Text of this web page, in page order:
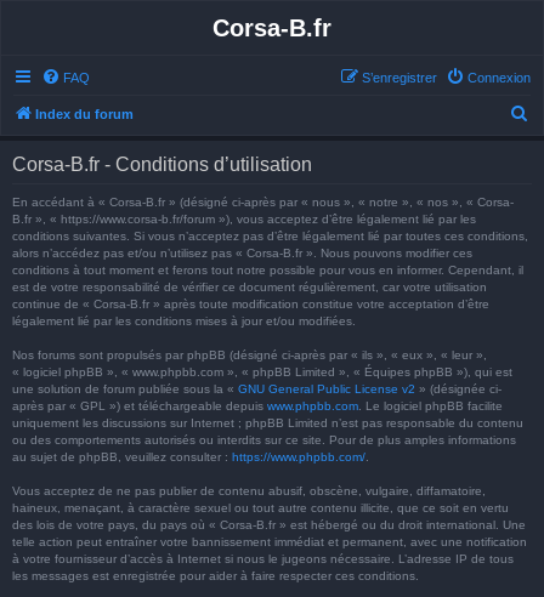
Corsa-B.fr
FAQ Connexion
S’enregistrer
Index du forum
Corsa-B.fr - Conditions d’utilisation
En accédant à « Corsa-B.fr » (désigné ci-après par « nous », « notre », « nos », « Corsa-
B.fr », « https://www.corsa-b.fr/forum »), vous acceptez d’être légalement lié par les
conditions suivantes. Si vous n’acceptez pas d’être légalement lié par toutes ces conditions,
alors n’accédez pas et/ou n’utilisez pas « Corsa-B.fr ». Nous pouvons modifier ces
conditions à tout moment et ferons tout notre possible pour vous en informer. Cependant, il
est de votre responsabilité de vérifier ce document régulièrement, car votre utilisation
continue de « Corsa-B.fr » après toute modification constitue votre acceptation d’être
légalement lié par les conditions mises à jour et/ou modifiées.
Nos forums sont propulsés par phpBB (désigné ci-après par « ils », « eux », « leur »,
« logiciel phpBB », « www.phpbb.com », « phpBB Limited », « Équipes phpBB »), qui est
une solution de forum publiée sous la « GNU General Public License v2 » (désignée ci-
après par « GPL ») et téléchargeable depuis www.phpbb.com . Le logiciel phpBB facilite
uniquement les discussions sur Internet ; phpBB Limited n’est pas responsable du contenu
ou des comportements autorisés ou interdits sur ce site. Pour de plus amples informations
au sujet de phpBB, veuillez consulter : https://www.phpbb.com/
Vous acceptez de ne pas publier de contenu abusif, obscène, vulgaire, diffamatoire,
haineux, menaçant, à caractère sexuel ou tout autre contenu illicite, que ce soit en vertu
des lois de votre pays, du pays où « Corsa-B.fr » est hébergé ou du droit international. Une
telle action peut entraîner votre bannissement immédiat et permanent, avec une notification
à votre fournisseur d’accès à Internet si nous le jugeons nécessaire. L’adresse IP de tous
les messages est enregistrée pour aider à faire respecter ces conditions.